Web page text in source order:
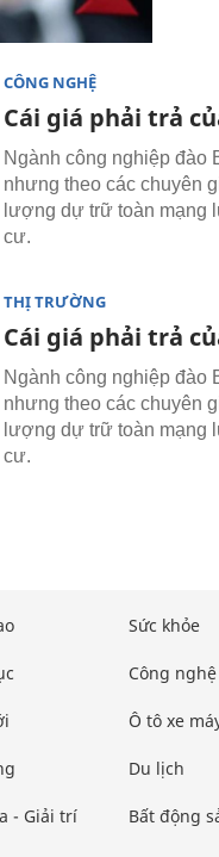
CÔNG NGHỆ
Cái giá phải trả
Ngành công nghiệp đào
nhưng theo các chuyên
lượng dự trữ toàn mạng
cư.
THỊ TRƯỜNG
Cái giá phải trả
Ngành công nghiệp đào
nhưng theo các chuyên
lượng dự trữ toàn mạng
cư.
- Giải trí
Sức khỏe
Công nghệ
Ô tô xe
Du lịch
Bất động